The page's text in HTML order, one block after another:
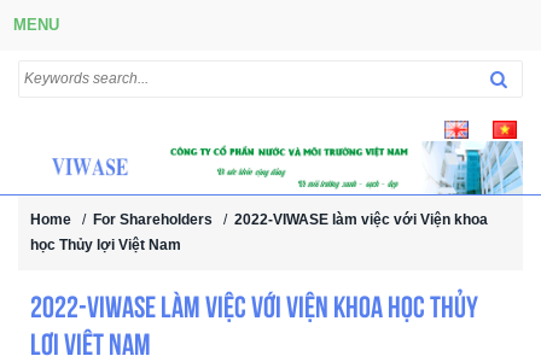
MENU
Home / For Shareholders / 2022-VIWASE làm việc với Viện khoa
học Thủy lợi Việt Nam
2022-VIWASE làm việc với Viện khoa học Thủy
lợi Việt Nam